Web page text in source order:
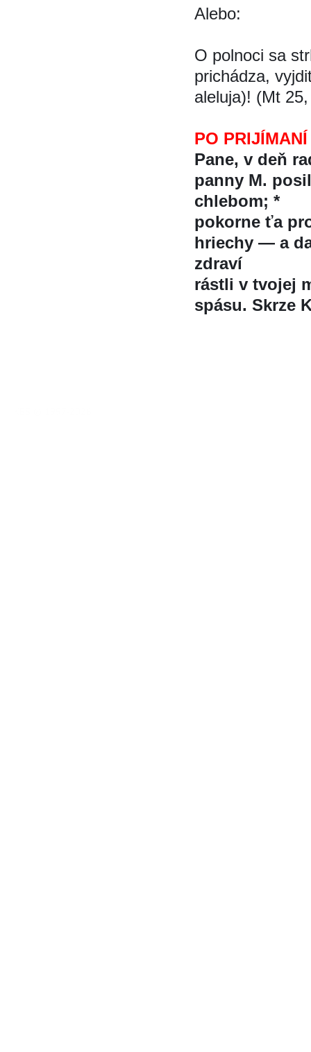
Alebo:
O polnoci sa
prichádza,
aleluja)! (Mt
PO PRIJÍMANÍ
Pane, v deň
panny M.
chlebom; *
pokorne ťa
hriechy — a
zdraví
rástli v tvojej
spásu. Skrze